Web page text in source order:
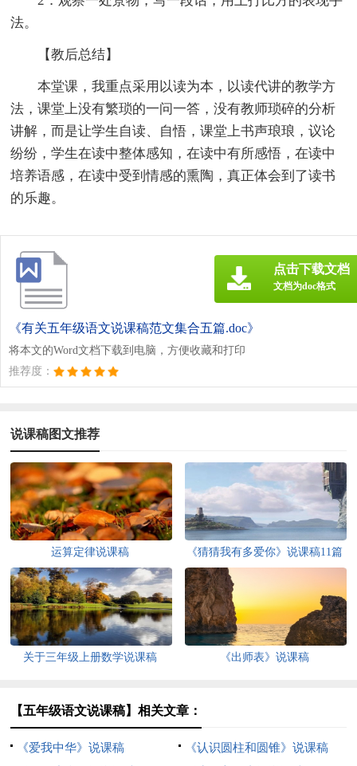
法。
【教后总结】
本堂课，我重点采用以读为本，以读代讲的教学方
法，课堂上没有繁琐的一问一答，没有教师琐碎的分析
讲解，而是让学生自读、自悟，课堂上书声琅琅，议论
纷纷，学生在读中整体感知，在读中有所感悟，在读中
培养语感，在读中受到情感的熏陶，真正体会到了读书
的乐趣。
《有关五年级语文说课稿范文集合五篇.doc》
将本文的Word文档下载到电脑，方便收藏和打印
推荐度：
点击下载文档
文档为doc格式
说课稿图文推荐
运算定律说课稿 《猜猜我有多爱你》说课稿11篇
关于三年级上册数学说课稿 《出师表》说课稿
【五年级语文说课稿】相关文章：
《爱我中华》说课稿
《认识圆柱和圆锥》说课稿